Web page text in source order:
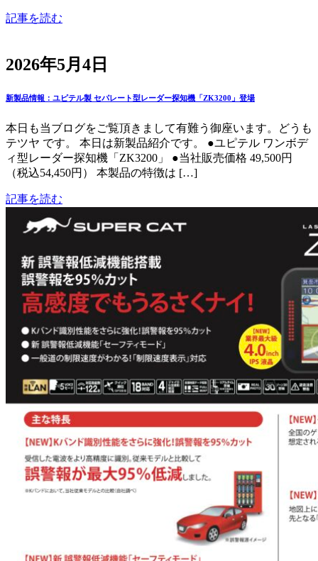
記事を読む
2026年5月4日
新製品情報：ユピテル製 セパレート型レーダー探知機「ZK3200」登場
本日も当ブログをご覧頂きまして有難う御座います。どうも
テツヤ です。 本日は新製品紹介です。 ●ユピテル ワンボデ
ィ型レーダー探知機「ZK3200」 ●当社販売価格 49,500円
（税込54,450円） 本製品の特徴は […]
記事を読む